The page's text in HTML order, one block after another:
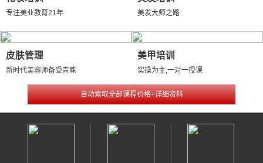
专注美业教育21年 美发大师之路
皮肤管理
新时代美容师备受青睐
美甲培训
实操为主,一对一授课
自动索取全部课程价格+详细资料